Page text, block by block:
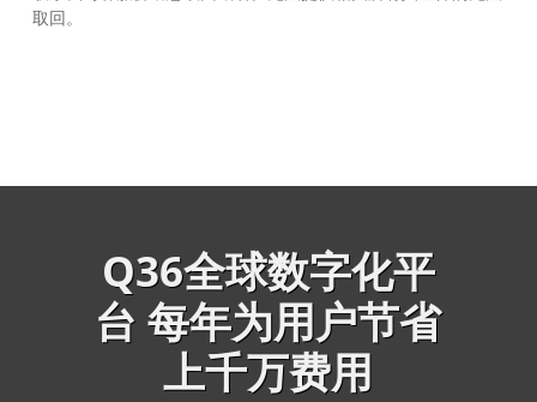
取回。
Q36全球数字化平
台 每年为用户节省
上千万费用